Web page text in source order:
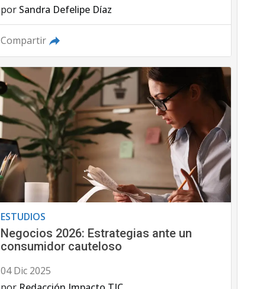
por Sandra Defelipe Díaz
Compartir
ESTUDIOS
Negocios 2026: Estrategias ante un
consumidor cauteloso
04 Dic 2025